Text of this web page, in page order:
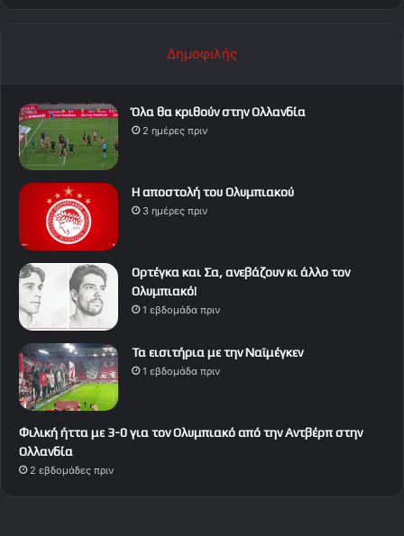
Δημοφιλής
Όλα θα κριθούν στην Ολλανδία
2 ημέρες πριν
Η αποστολή του Ολυμπιακού
3 ημέρες πριν
Ορτέγκα και Σα, ανεβάζουν κι άλλο τον
Ολυμπιακό!
1 εβδομάδα πριν
Τα εισιτήρια με την Ναϊμέγκεν
1 εβδομάδα πριν
Φιλική ήττα με 3-0 για τον Ολυμπιακό από την Αντβέρπ στην
Ολλανδία
2 εβδομάδες πριν